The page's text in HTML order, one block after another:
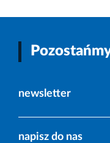
newsletter
napisz do nas